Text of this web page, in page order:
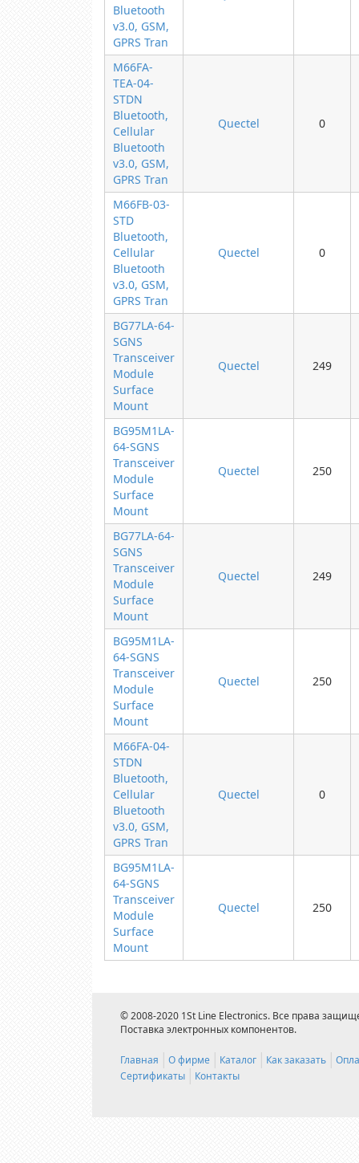
Bluetooth
v3.0, GSM,
GPRS Tran
M66FA-
TEA-04-
STDN
Bluetooth,
Cellular
Bluetooth
v3.0, GSM,
GPRS Tran
Quectel 0
M66FB-03-
STD
Bluetooth,
Cellular
Bluetooth
v3.0, GSM,
GPRS Tran
Quectel 0
BG77LA-64-
SGNS
Transceiver
Module
Surface
Mount
Quectel 249
BG95M1LA-
64-SGNS
Transceiver
Module
Surface
Mount
Quectel 250
BG77LA-64-
SGNS
Transceiver
Module
Surface
Mount
Quectel 249
BG95M1LA-
64-SGNS
Transceiver
Module
Surface
Mount
Quectel 250
M66FA-04-
STDN
Bluetooth,
Cellular
Bluetooth
v3.0, GSM,
GPRS Tran
Quectel 0
BG95M1LA-
64-SGNS
Transceiver
Module
Surface
Mount
Quectel 250
© 2008-2020 1St Line Electronics. Все права
Поставка электронных компонентов.
Главная О фирме Каталог Как заказать
Сертификаты
Контакты